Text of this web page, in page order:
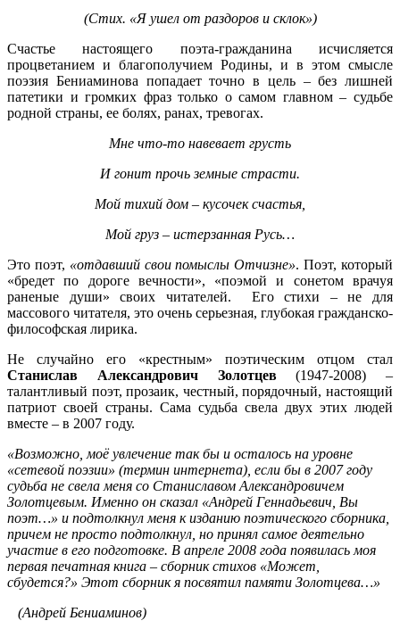
(Стих. «Я ушел от раздоров и склок»)
Счастье настоящего поэта-гражданина исчисляется
процветанием и благополучием Родины, и в этом смысле
поэзия Бениаминова попадает точно в цель – без лишней
патетики и громких фраз только о самом главном – судьбе
родной страны, ее болях, ранах, тревогах.
Мне что-то навевает грусть
И гонит прочь земные страсти.
Мой тихий дом – кусочек счастья,
Мой груз – истерзанная Русь…
Это поэт, «отдавший свои помыслы Отчизне». Поэт, который
«бредет по дороге вечности», «поэмой и сонетом врачуя
раненые души» своих читателей. Его стихи – не для
массового читателя, это очень серьезная, глубокая гражданско-
философская лирика.
Не случайно его «крестным» поэтическим отцом стал
Станислав Александрович Золотцев(1947-2008) –
талантливый поэт, прозаик, честный, порядочный, настоящий
патриот своей страны. Сама судьба свела двух этих людей
вместе – в 2007 году.
«Возможно, моё увлечение так бы и осталось на уровне
«сетевой поэзии» (термин интернета), если бы в 2007 году
судьба не свела меня со Станиславом Александровичем
Золотцевым. Именно он сказал «Андрей Геннадьевич, Вы
поэт…» и подтолкнул меня к изданию поэтического сборника,
причем не просто подтолкнул, но принял самое деятельно
участие в его подготовке. В апреле 2008 года появилась моя
первая печатная книга – сборник стихов «Может,
сбудется?» Этот сборник я посвятил памяти Золотцева…»
(Андрей Бениаминов)